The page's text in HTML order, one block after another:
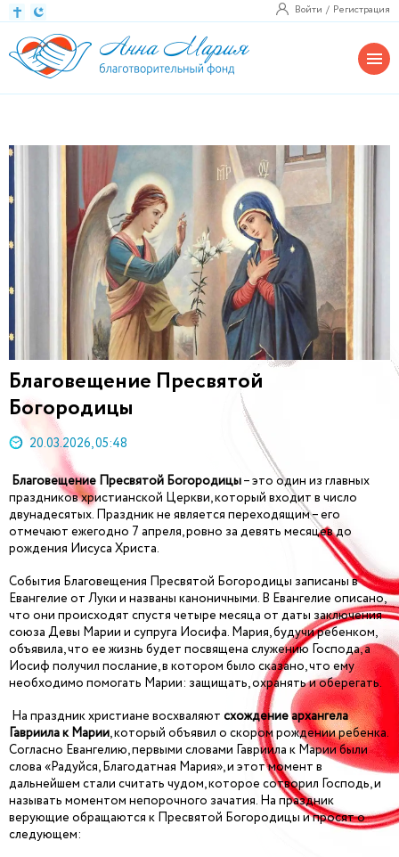
Войти Регистрация
Благовещение Пресвятой
Богородицы
20.03.2026, 05:48
Благовещение Пресвятой Богородицы– это один из главных
праздников христианской Церкви, который входит в число
двунадесятых. Праздник не является переходящим – его
отмечают ежегодно 7 апреля, ровно за девять месяцев до
рождения Иисуса Христа.
События Благовещения Пресвятой Богородицы записаны в
Евангелие от Луки и названы каноничными. В Евангелие описано,
что они происходят спустя четыре месяца от даты заключения
союза Девы Марии и супруга Иосифа. Мария, будучи ребенком,
объявила, что ее жизнь будет посвящена служению Господа, а
Иосиф получил послание, в котором было сказано, что ему
необходимо помогать Марии: защищать, охранять и оберегать.
На праздник христиане восхваляют схождение архангела
Гавриила к Марии, который объявил о скором рождении ребенка.
Согласно Евангелию, первыми словами Гавриила к Марии были
слова «Радуйся, Благодатная Мария», и этот момент в
дальнейшем стали считать чудом, которое сотворил Господь, и
называть моментом непорочного зачатия. На праздник
верующие обращаются к Пресвятой Богородицы и просят о
следующем: